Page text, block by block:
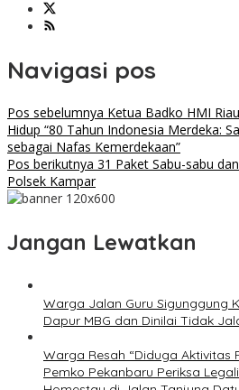
Navigasi pos
Pos sebelumnya Ketua Badko HMI
Hidup “80 Tahun Indonesia Merdeka:
sebagai Nafas Kemerdekaan”
Pos berikutnya 31 Paket Sabu-sabu
Polsek Kampar
Jangan Lewatkan
Warga Jalan Guru Sigunggung
Dapur MBG dan Dinilai Tidak
Warga Resah “Diduga Aktivitas
Pemko Pekanbaru Periksa